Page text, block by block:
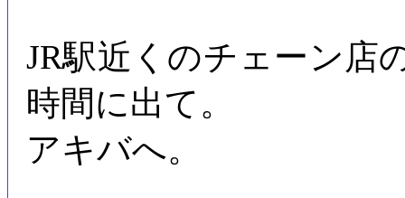
JR駅近くのチェーン店
時間に出て。
アキバへ。